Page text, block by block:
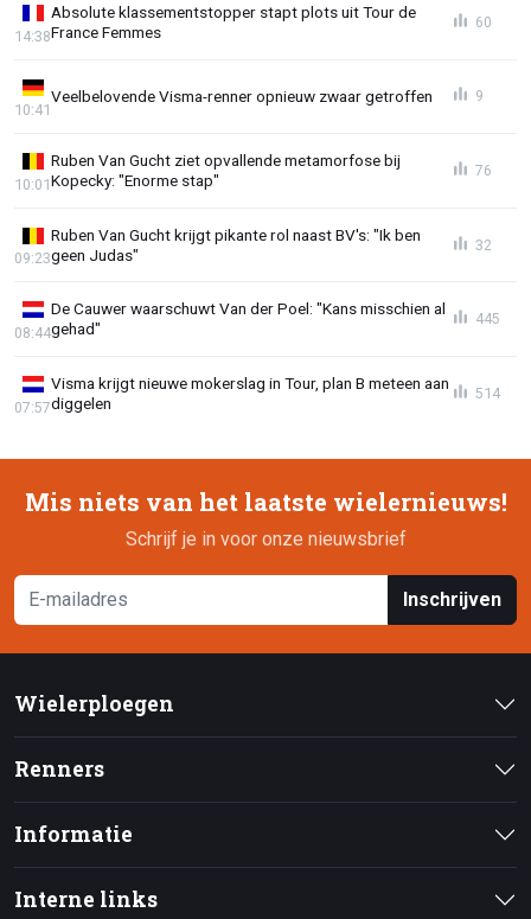
Absolute klassementstopper stapt plots uit Tour de
France Femmes
14:38
60
Veelbelovende Visma-renner opnieuw zwaar getroffen
10:41
9
Ruben Van Gucht ziet opvallende metamorfose bij
Kopecky: "Enorme stap"
10:01
76
Ruben Van Gucht krijgt pikante rol naast BV's: "Ik ben
geen Judas"
09:23
32
De Cauwer waarschuwt Van der Poel: "Kans misschien al
gehad"
08:44
445
Visma krijgt nieuwe mokerslag in Tour, plan B meteen aan
diggelen
07:57
514
Mis niets van het laatste wielernieuws!
Schrijf je in voor onze nieuwsbrief
Inschrijven
Wielerploegen
Renners
Informatie
Interne links